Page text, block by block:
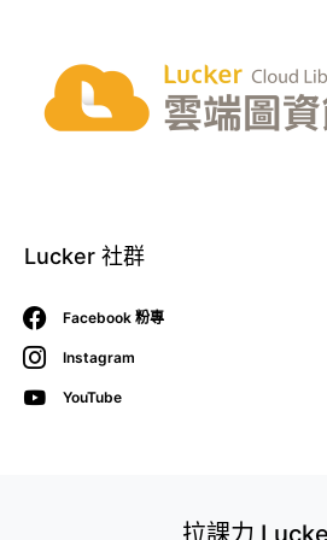
Lucker 社群
Facebook 粉專
Instagram
YouTube
拉課力